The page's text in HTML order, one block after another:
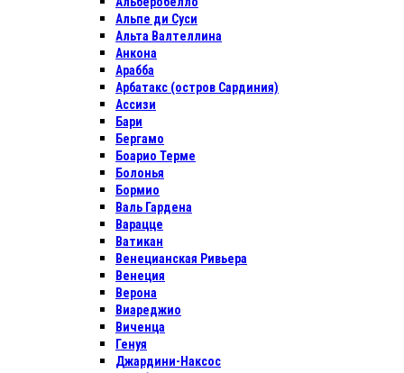
Альпе ди Суси
Альта Валтеллина
Анкона
Арабба
Арбатакс (остров Сардиния)
Ассизи
Бари
Бергамо
Боарио Терме
Болонья
Бормио
Валь Гардена
Варацце
Ватикан
Венецианская Ривьера
Венеция
Верона
Виареджио
Виченца
Генуя
Джардини-Наксос